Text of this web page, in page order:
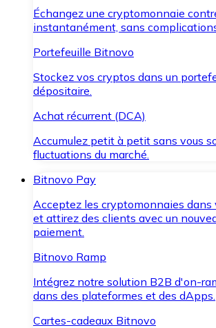
Échangez une cryptomonnaie
instantanément, sans
Portefeuille Bitnovo
Stockez vos cryptos dans un
dépositaire.
Achat récurrent (DCA)
Accumulez petit à petit sans vous
fluctuations du marché.
Bitnovo Pay
Acceptez les cryptomonnaies dans
et attirez des clients avec un
paiement.
Bitnovo Ramp
Intégrez notre solution B2B d'on-
dans des plateformes et des dApps.
Cartes-cadeaux Bitnovo